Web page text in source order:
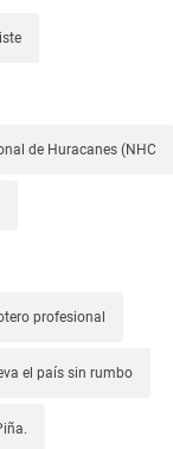
de Huracanes (NHC
profesional
el país sin rumbo